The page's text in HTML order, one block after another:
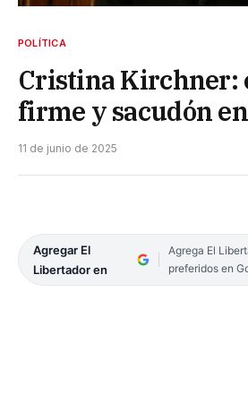
POLÍTICA
Cristina Kirchner:
firme y sacudón
11 de junio de 2025
Agregar El
Libertador en
Agrega El
preferidos en